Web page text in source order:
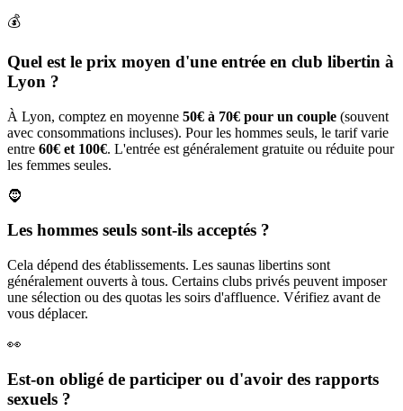
💰
Quel est le prix moyen d'une entrée en club libertin à
Lyon ?
À Lyon, comptez en moyenne 50€ à 70€ pour un couple (souvent
avec consommations incluses). Pour les hommes seuls, le tarif varie
entre 60€ et 100€. L'entrée est généralement gratuite ou réduite pour
les femmes seules.
🧔
Les hommes seuls sont-ils acceptés ?
Cela dépend des établissements. Les saunas libertins sont
généralement ouverts à tous. Certains clubs privés peuvent imposer
une sélection ou des quotas les soirs d'affluence. Vérifiez avant de
vous déplacer.
👀
Est-on obligé de participer ou d'avoir des rapports
sexuels ?